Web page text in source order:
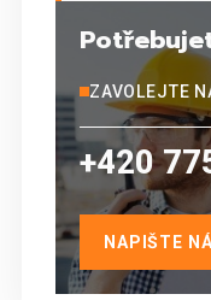
ZAVOLEJTE
+420
NAPIŠTE